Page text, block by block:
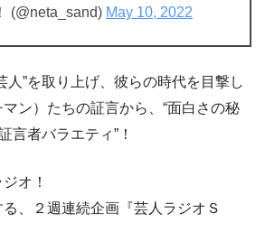
(@neta_sand) May 10, 2022
人”を取り上げ、彼らの時代を目撃し
ン）たちの証言から、“面白さの秘
言者バラエティ”！
オ！
、２週連続企画『芸人ラジオＳ